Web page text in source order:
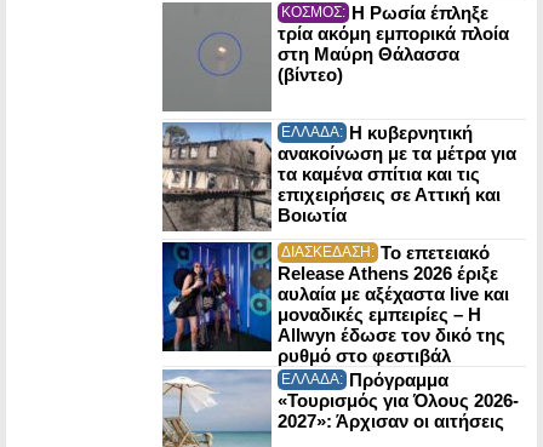
ΚΟΣΜΟΣ: Η Ρωσία έπληξε
τρία ακόμη εμπορικά πλοία
στη Μαύρη Θάλασσα
(βίντεο)
ΕΛΛΑΔΑ: Η κυβερνητική
ανακοίνωση με τα μέτρα για
τα καμένα σπίτια και τις
επιχειρήσεις σε Αττική και
Βοιωτία
ΔΙΑΣΚΕΔΑΣΗ: Το επετειακό
Release Athens 2026 έριξε
αυλαία με αξέχαστα live και
μοναδικές εμπειρίες – Η
Allwyn έδωσε τον δικό της
ρυθμό στο φεστιβάλ
ΕΛΛΑΔΑ: Πρόγραμμα
«Τουρισμός για Όλους 2026-
2027»: Άρχισαν οι αιτήσεις